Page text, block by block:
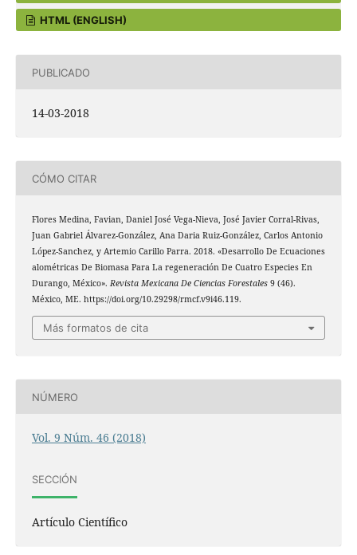
HTML (ENGLISH)
PUBLICADO
14-03-2018
CÓMO CITAR
Flores Medina, Favian, Daniel José Vega-Nieva, José Javier Corral-Rivas,
Juan Gabriel Álvarez-González, Ana Daria Ruiz-González, Carlos Antonio
López-Sanchez, y Artemio Carillo Parra. 2018. «Desarrollo De Ecuaciones
alométricas De Biomasa Para La regeneración De Cuatro Especies En
Durango, México». Revista Mexicana De Ciencias Forestales9 (46).
México, ME. https://doi.org/10.29298/rmcf.v9i46.119.
Más formatos de cita
NÚMERO
Vol. 9 Núm. 46 (2018)
SECCIÓN
Artículo Científico